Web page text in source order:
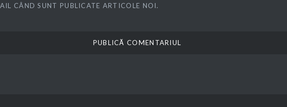
CÂND SUNT PUBLICATE ARTICOLE NOI.